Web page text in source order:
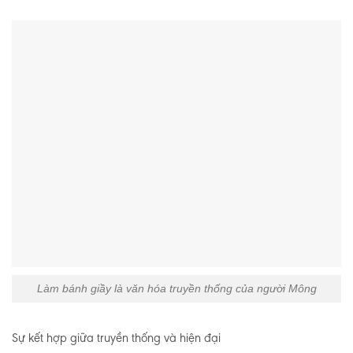
Làm bánh giầy là văn hóa truyền thống của người Mông
Sự kết hợp giữa truyền thống và hiện đại